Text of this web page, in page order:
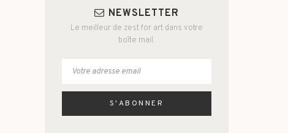
NEWSLETTER
Le meilleur de zest for art dans votre
boîte mail.